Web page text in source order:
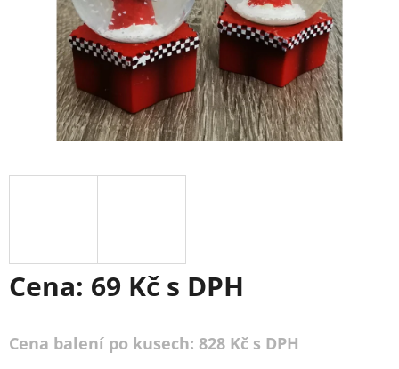
Cena: 69 Kč s DPH
Cena balení po kusech: 828 Kč s DPH